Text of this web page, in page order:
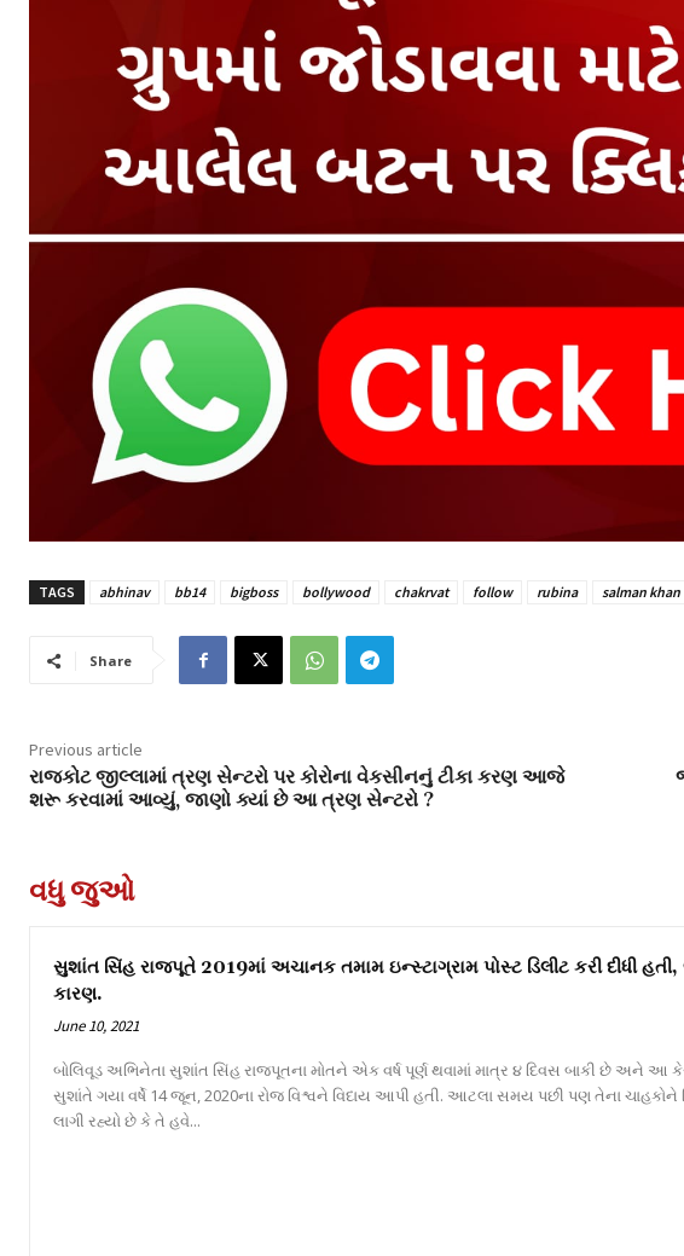
TAGS abhinav bb14 bigboss bollywood chakrvat follow rubina salman khan
Share
Previous article
રાજકોટ જીલ્લામાં ત્રણ સેન્ટરો પર કોરોના વેકસીનનું ટીકા કરણ આજે
શરૂ કરવામાં આવ્યું, જાણો ક્યાં છે આ ત્રણ સેન્ટરો ?
વધુ જુઓ
સુશાંત સિંહ રાજપૂતે 2019માં અચાનક તમામ ઇન્સ્ટાગ્રામ પોસ્ટ ડિલીટ કરી દીધી
કારણ.
June 10, 2021
બોલિવૂડ અભિનેતા સુશાંત સિંહ રાજપૂતના મોતને એક વર્ષ પૂર્ણ થવામાં માત્ર ૪ દિવસ બાકી છે અને આ
સુશાંતે ગયા વર્ષે 14 જૂન, 2020ના રોજ વિશ્વને વિદાય આપી હતી. આટલા સમય પછી પણ તેના ચાહકોને
લાગી રહ્યો છે કે તે હવે...